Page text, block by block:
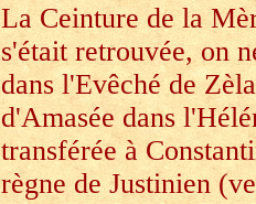
La Ceinture de la
s'était retrouvée, on
dans l'Evêché de
d'Amasée dans
transférée à
règne de Justinien